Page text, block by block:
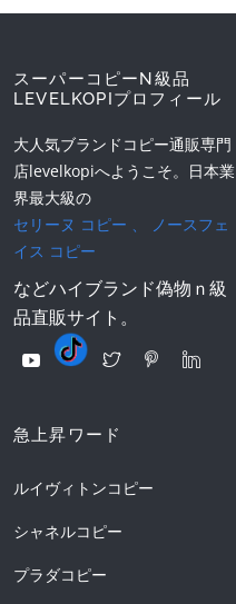
スーパーコピーN級品
LEVELKOPIプロフィール
大人気ブランドコピー通販専門
店levelkopiへようこそ。日本業
界最大級の
セリーヌ コピー 、
ノースフェ
イス コピー
などハイブランド偽物ｎ級
品直販サイト。
急上昇ワード
ルイヴィトンコピー
シャネルコピー
プラダコピー